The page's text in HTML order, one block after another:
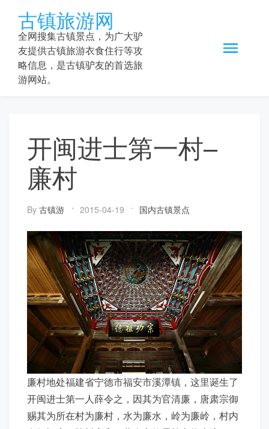
content
古镇旅游网
全网搜集古镇景点，为广大驴
友提供古镇旅游衣食住行等攻
略信息，是古镇驴友的首选旅
游网站。
开闽进士第一村–
廉村
By 古镇游 2015-04-19 国内古镇景点
廉村地处福建省宁德市福安市溪潭镇，这里诞生了
开闽进士第一人薛令之，因其为官清廉，唐肃宗御
赐其为所在村为廉村，水为廉水，岭为廉岭，村内